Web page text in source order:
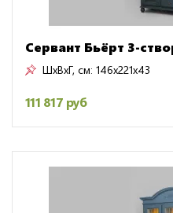
Сервант Бьёрт 3-
ШxВxГ, см: 146x221x43
111 817 руб